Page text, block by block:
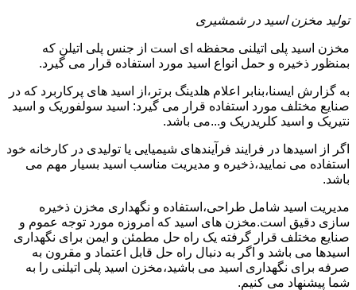
تولید مخزن اسید در شمشیری
مخزن اسید پلی اتیلنی محفظه ای است از جنس پلی اتیلن که
بمنظور ذخیره و حمل انواع اسید مورد استفاده قرار می گیرد.
به گزارش ایسنا،بنابر اعلام هلدینگ برتر،از اسید های پرکاربرد که در
صنایع مختلف مورد استفاده قرار می گیرد: اسید سولفوریک و اسید
نتیریک و اسید کلریدریک و...می باشد.
اگر از اسیدها در فرایند فرآیندهای شیمیایی یا تولیدی در کارخانه خود
استفاده می نمایید،ذخیره و مدیریت مناسب اسید بسیار مهم می
باشد.
مدیریت اسید شامل طراحی،استفاده و نگهداری مخزن ذخیره
سازی دقیق است.مخزن های اسید که امروزه مورد توجه عموم و
صنایع مختلف قرار گرفته یک راه حل مطمئن و ایمن برای نگهداری
اسیدها می باشد و اگر به دنبال راه حل قابل اعتماد و مقرون به
صرفه برای نگهداری اسید می باشید،مخزن اسید پلی اتیلنی را به
شما پیشنهاد می کنیم.